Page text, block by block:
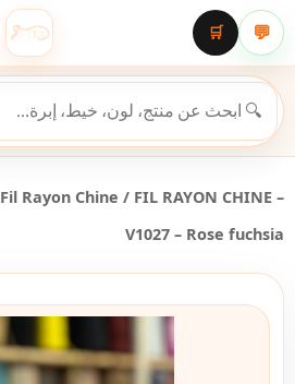
💬
🛒
Fil Rayon Chine / FIL RAYON CHINE –
V1027 – Rose fuchsia